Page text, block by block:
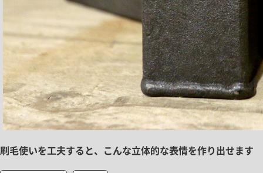
刷毛使いを工夫すると、こんな立体的な表情を作り出せます